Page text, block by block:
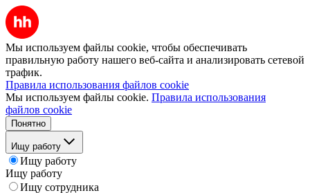
Мы используем файлы cookie, чтобы обеспечивать
правильную работу нашего веб-сайта и анализировать сетевой
трафик.
Правила использования файлов cookie
Мы используем файлы cookie. Правила использования
файлов cookie
Понятно
Ищу работу
Ищу работу
Ищу работу
Ищу сотрудника